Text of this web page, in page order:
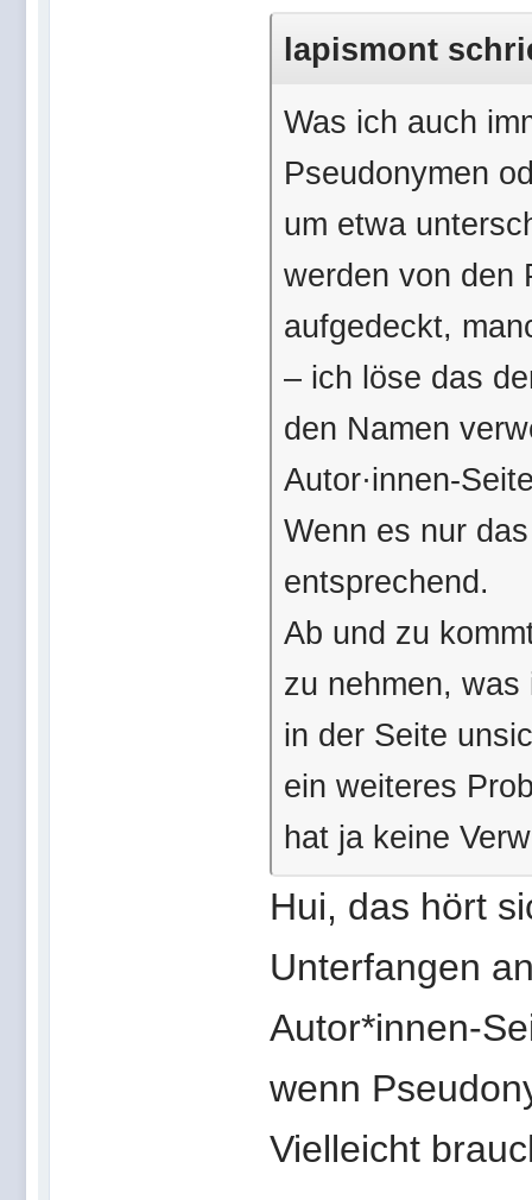
lapismont
Was ich auch
Pseudonymen
um etwa
werden von den
aufgedeckt,
– ich löse das
den Namen
Autor·innen-
Wenn es nur
entsprechend.
Ab und zu
zu nehmen,
in der Seite
ein weiteres
hat ja keine
Hui, das hört
Unterfangen
Autor*innen-
wenn
Vielleicht